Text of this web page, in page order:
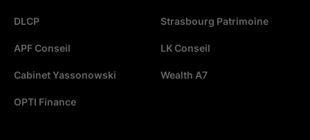
DLCP Strasbourg Patrimoine
APF Conseil LK Conseil
Cabinet Yassonowski Wealth A7
OPTI Finance